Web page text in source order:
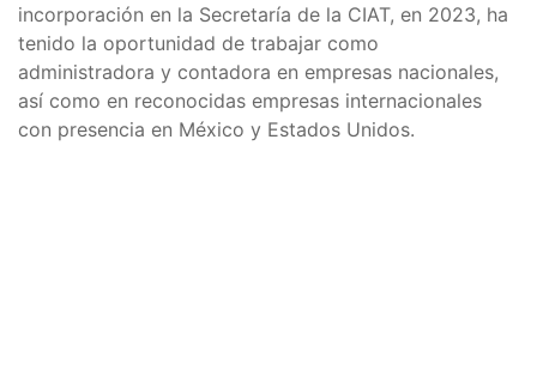
incorporación en la Secretaría de la CIAT, en 2023, ha
tenido la oportunidad de trabajar como
administradora y contadora en empresas nacionales,
así como en reconocidas empresas internacionales
con presencia en México y Estados Unidos.